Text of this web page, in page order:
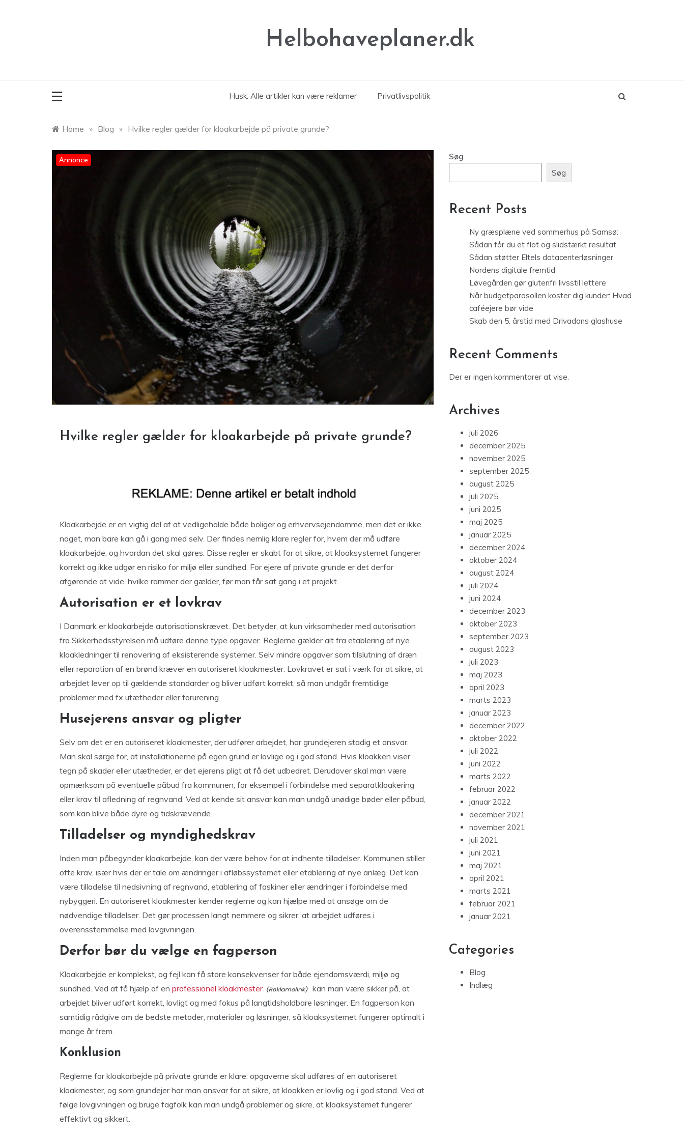
Helbohaveplaner.dk
Husk: Alle artikler kan være reklamer Privatlivspolitik
Home » Blog » Hvilke regler gælder for kloakarbejde på private grunde?
Annonce
Hvilke regler gælder for kloakarbejde på private grunde?
Kloakarbejde er en vigtig del af at vedligeholde både boliger og erhvervsejendomme, men det er ikke
noget, man bare kan gå i gang med selv. Der findes nemlig klare regler for, hvem der må udføre
kloakarbejde, og hvordan det skal gøres. Disse regler er skabt for at sikre, at kloaksystemet fungerer
korrekt og ikke udgør en risiko for miljø eller sundhed. For ejere af private grunde er det derfor
afgørende at vide, hvilke rammer der gælder, før man får sat gang i et projekt.
Autorisation er et lovkrav
I Danmark er kloakarbejde autorisationskrævet. Det betyder, at kun virksomheder med autorisation
fra Sikkerhedsstyrelsen må udføre denne type opgaver. Reglerne gælder alt fra etablering af nye
kloakledninger til renovering af eksisterende systemer. Selv mindre opgaver som tilslutning af dræn
eller reparation af en brønd kræver en autoriseret kloakmester. Lovkravet er sat i værk for at sikre, at
arbejdet lever op til gældende standarder og bliver udført korrekt, så man undgår fremtidige
problemer med fx utætheder eller forurening.
Husejerens ansvar og pligter
Selv om det er en autoriseret kloakmester, der udfører arbejdet, har grundejeren stadig et ansvar.
Man skal sørge for, at installationerne på egen grund er lovlige og i god stand. Hvis kloakken viser
tegn på skader eller utætheder, er det ejerens pligt at få det udbedret. Derudover skal man være
opmærksom på eventuelle påbud fra kommunen, for eksempel i forbindelse med separatkloakering
eller krav til afledning af regnvand. Ved at kende sit ansvar kan man undgå unødige bøder eller påbud,
som kan blive både dyre og tidskrævende.
Tilladelser og myndighedskrav
Inden man påbegynder kloakarbejde, kan der være behov for at indhente tilladelser. Kommunen stiller
ofte krav, især hvis der er tale om ændringer i afløbssystemet eller etablering af nye anlæg. Det kan
være tilladelse til nedsivning af regnvand, etablering af faskiner eller ændringer i forbindelse med
nybyggeri. En autoriseret kloakmester kender reglerne og kan hjælpe med at ansøge om de
nødvendige tilladelser. Det gør processen langt nemmere og sikrer, at arbejdet udføres i
overensstemmelse med lovgivningen.
Derfor bør du vælge en fagperson
Kloakarbejde er komplekst, og fejl kan få store konsekvenser for både ejendomsværdi, miljø og
sundhed. Ved at få hjælp af en professionel kloakmester
kan man være sikker på, at
arbejdet bliver udført korrekt, lovligt og med fokus på langtidsholdbare løsninger. En fagperson kan
samtidig rådgive om de bedste metoder, materialer og løsninger, så kloaksystemet fungerer optimalt i
mange år frem.
Konklusion
Reglerne for kloakarbejde på private grunde er klare: opgaverne skal udføres af en autoriseret
kloakmester, og som grundejer har man ansvar for at sikre, at kloakken er lovlig og i god stand. Ved at
følge lovgivningen og bruge fagfolk kan man undgå problemer og sikre, at kloaksystemet fungerer
effektivt og sikkert.
Søg
Søg
Recent Posts
Ny græsplæne ved sommerhus på Samsø:
Sådan får du et flot og slidstærkt resultat
Sådan støtter Eltels datacenterløsninger
Nordens digitale fremtid
Løvegården gør glutenfri livsstil lettere
Når budgetparasollen koster dig kunder: Hvad
caféejere bør vide
Skab den 5. årstid med Drivadans glashuse
Recent Comments
Der er ingen kommentarer at vise.
Archives
juli 2026
december 2025
november 2025
september 2025
august 2025
juli 2025
juni 2025
maj 2025
januar 2025
december 2024
oktober 2024
august 2024
juli 2024
juni 2024
december 2023
oktober 2023
september 2023
august 2023
juli 2023
maj 2023
april 2023
marts 2023
januar 2023
december 2022
oktober 2022
juli 2022
juni 2022
marts 2022
februar 2022
januar 2022
december 2021
november 2021
juli 2021
juni 2021
maj 2021
april 2021
marts 2021
februar 2021
januar 2021
Categories
Blog
Indlæg